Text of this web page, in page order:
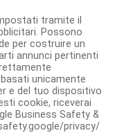
tramite il
Possono
per costruire un
annunci pertinenti
unicamente
e del tuo dispositivo
cookie, riceverai
Business Safety &
privacy/